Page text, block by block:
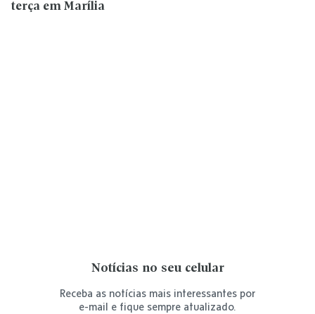
terça em Marília
Notícias no seu celular
Receba as notícias mais interessantes por
e-mail e fique sempre atualizado.